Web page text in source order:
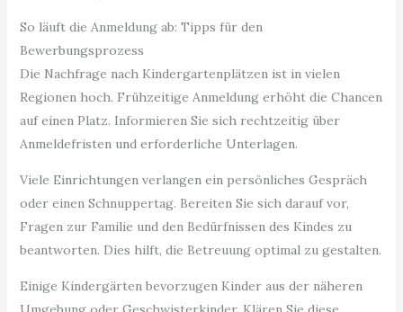
So läuft die Anmeldung ab: Tipps für den
Bewerbungsprozess
Die Nachfrage nach Kindergartenplätzen ist in vielen
Regionen hoch. Frühzeitige Anmeldung erhöht die Chancen
auf einen Platz. Informieren Sie sich rechtzeitig über
Anmeldefristen und erforderliche Unterlagen.
Viele Einrichtungen verlangen ein persönliches Gespräch
oder einen Schnuppertag. Bereiten Sie sich darauf vor,
Fragen zur Familie und den Bedürfnissen des Kindes zu
beantworten. Dies hilft, die Betreuung optimal zu gestalten.
Einige Kindergärten bevorzugen Kinder aus der näheren